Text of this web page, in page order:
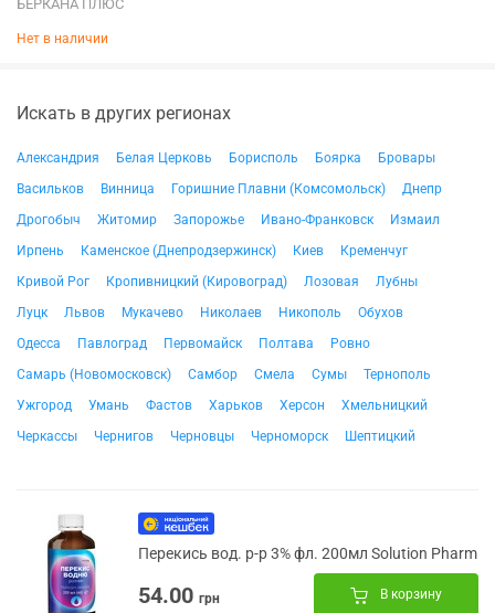
БЕРКАНА ПЛЮС
Нет в наличии
Искать в других регионах
Александрия Белая Церковь Борисполь Боярка
Бровары
Васильков
Винница Горишние Плавни (Комсомольск)
Днепр
Дрогобыч
Житомир Запорожье Ивано-Франковск
Измаил
Ирпень
Каменское (Днепродзержинск) Киев
Кременчуг
Кривой Рог
Кропивницкий (Кировоград) Лозовая
Лубны
Луцк
Львов Мукачево Николаев Никополь
Обухов
Одесса
Павлоград Первомайск Полтава
Ровно
Самарь (Новомосковск)
Самбор Смела Сумы
Тернополь
Ужгород
Умань Фастов Харьков Херсон
Хмельницкий
Черкассы
Чернигов Черновцы Черноморск Шептицкий
Перекись вод. р-р 3% фл. 200мл Solution Pharm
54.00 грн В корзину